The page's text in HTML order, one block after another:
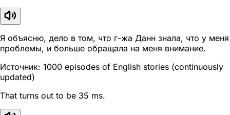
Я объясню, дело в том, что г-жа Данн знала, что у меня
проблемы, и больше обращала на меня внимание.
Источник: 1000 episodes of English stories (continuously
updated)
That turns out to be 35 ms.